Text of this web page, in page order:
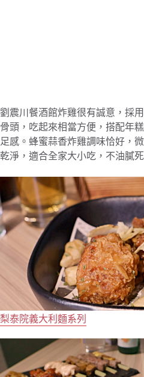
劉震川餐酒館炸雞很有誠意，採
骨頭，吃起來相當方便，搭配年
足感。蜂蜜蒜香炸雞調味恰好，
乾淨，適合全家大小吃，不油膩死
梨泰院義大利麵系列